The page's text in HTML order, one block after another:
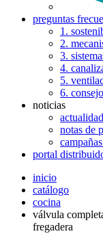
preguntas
1.
2.
3.
4.
5.
6.
noticias
actualidad
notas de
portal
inicio
catálogo
cocina
válvula
fregadera